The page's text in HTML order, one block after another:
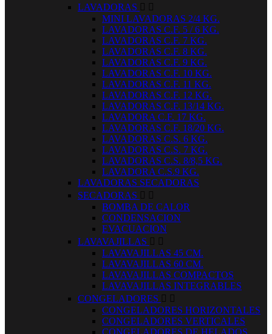
LAVADORAS  
MINI LAVADORAS 2/4 KG.
LAVADORAS C.F. 5 / 6 KG.
LAVADORAS C.F. 7 KG.
LAVADORAS C.F. 8 KG.
LAVADORAS C.F. 9 KG.
LAVADORAS C.F. 10 KG.
LAVADORAS C.F. 11 KG.
LAVADORAS C.F. 12 KG.
LAVADORAS C.F. 13/14 KG.
LAVADORA C.F. 17 KG.
LAVADORAS C.F. 18/20 KG.
LAVADORAS C.S. 6 KG.
LAVADORAS C.S. 7 KG.
LAVADORAS C.S. 8/8,5 KG.
LAVADORA C.S.9 KG.
LAVADORAS SECADORAS
SECADORAS  
BOMBA DE CALOR
CONDENSACION
EVACUACION
LAVAVAJILLAS  
LAVAVAJILLAS 45 CM.
LAVAVAJILLAS 60 CM.
LAVAVAJILLAS COMPACTOS
LAVAVAJILLAS INTEGRABLES
CONGELADORES  
CONGELADORES HORIZONTALES
CONGELADORES VERTICALES
CONGELADORES DE HELADOS